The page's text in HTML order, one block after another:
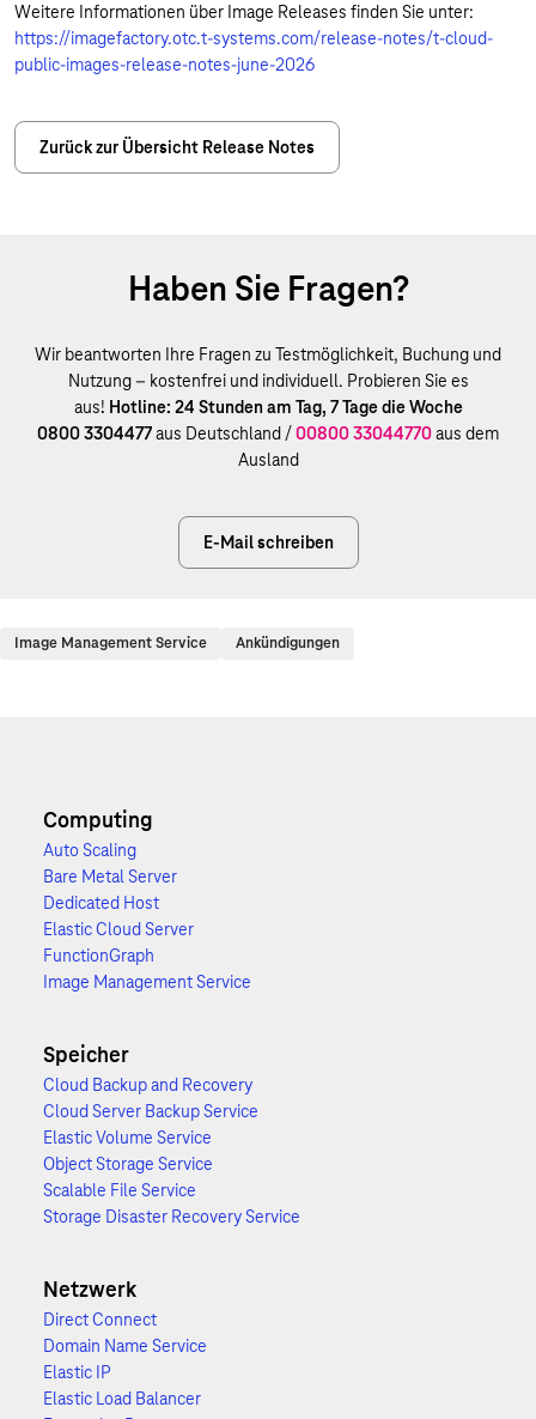
Weitere Informationen über Image Releases finden Sie unter:
https://imagefactory.otc.t-systems.com/release-notes/t-cloud-
public-images-release-notes-june-2026
Zurück zur Übersicht Release Notes
Haben Sie Fragen?
Wir beantworten Ihre Fragen zu Testmöglichkeit, Buchung und
Nutzung – kostenfrei und individuell. Probieren Sie es
aus! Hotline: 24 Stunden am Tag, 7 Tage die Woche
0800 3304477aus Deutschland /00800 33044770aus dem
Ausland
E-Mail schreiben
Image Management Service Ankündigungen
Computing
Auto Scaling
Bare Metal Server
Dedicated Host
Elastic Cloud Server
FunctionGraph
Image Management Service
Speicher
Cloud Backup and Recovery
Cloud Server Backup Service
Elastic Volume Service
Object Storage Service
Scalable File Service
Storage Disaster Recovery Service
Netzwerk
Direct Connect
Domain Name Service
Elastic IP
Elastic Load Balancer